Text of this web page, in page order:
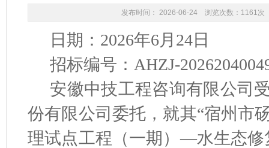
发布时间： 2026-06-24 浏览次数：1161次
日期：2026年6月24日
招标编号：AHZJ-
安徽中技工程咨询有限公司
份有限公司委托，就其“宿州市
理试点工程（一期）—水生态修